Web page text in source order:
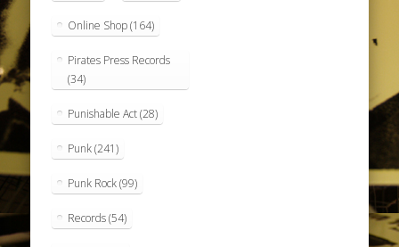
Online Shop(164)
Pirates Press Records
(34)
Punishable Act(28)
Punk(241)
Punk Rock(99)
Records(54)